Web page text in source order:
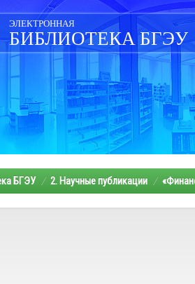
ЭЛЕКТРОННАЯ
БИБЛИОТЕКА БГЭУ
БГЭУ 2. Научные публикации